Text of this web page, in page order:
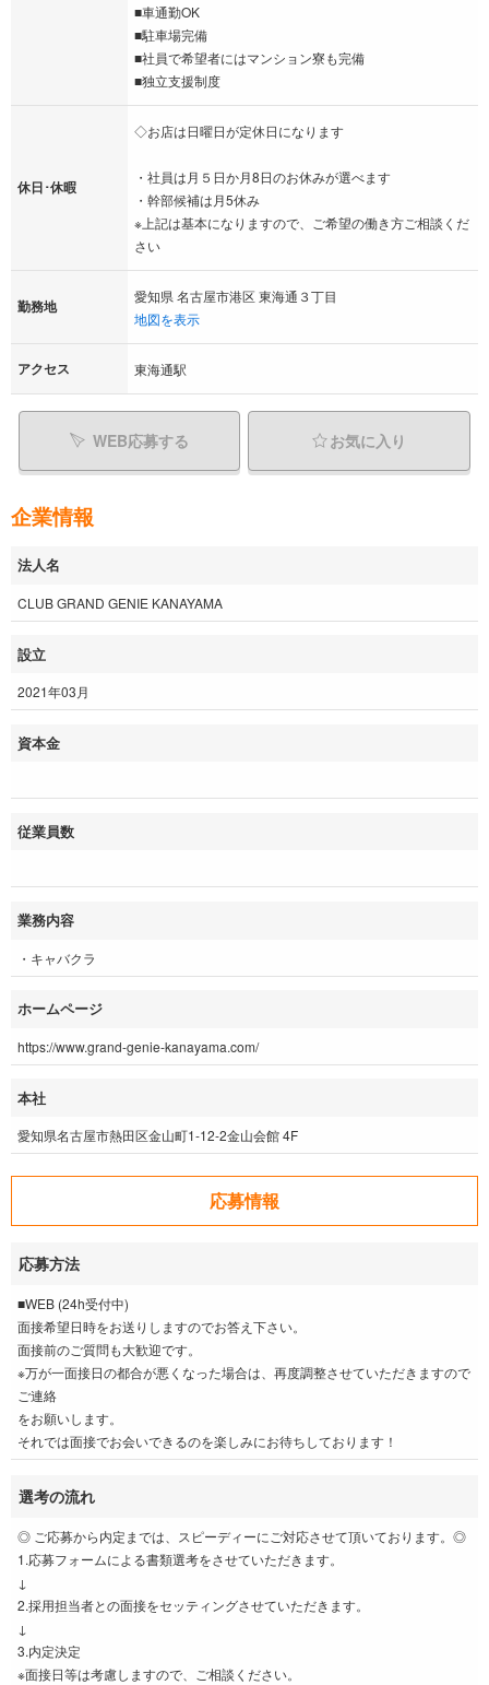
■車通勤OK
■駐車場完備
■社員で希望者にはマンション寮も完備
■独立支援制度
休日･休暇
◇お店は日曜日が定休日になります
・社員は月５日か月8日のお休みが選べます
・幹部候補は月5休み
※上記は基本になりますので、ご希望の働き方ご相談くだ
さい
勤務地
愛知県 名古屋市港区 東海通３丁目
地図を表示
アクセス 東海通駅
WEB応募する お気に入り
企業情報
法人名
CLUB GRAND GENIE KANAYAMA
設立
2021年03月
資本金
従業員数
業務内容
・キャバクラ
ホームページ
https://www.grand-genie-kanayama.com/
本社
愛知県名古屋市熱田区金山町1-12-2金山会館 4F
応募情報
応募方法
■WEB (24h受付中)
面接希望日時をお送りしますのでお答え下さい。
面接前のご質問も大歓迎です。
※万が一面接日の都合が悪くなった場合は、再度調整させていただきますので
ご連絡
をお願いします。
それでは面接でお会いできるのを楽しみにお待ちしております！
選考の流れ
◎ ご応募から内定までは、スピーディーにご対応させて頂いております。◎
1.応募フォームによる書類選考をさせていただきます。
↓
2.採用担当者との面接をセッティングさせていただきます。
↓
3.内定決定
※面接日等は考慮しますので、ご相談ください。